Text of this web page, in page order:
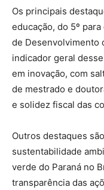
Os principais
educação, do 5º
de Desenvolvimento
indicador geral
em inovação, com
de mestrado e
e solidez fiscal das
Outros destaques
sustentabilidade
verde do Paraná no
transparência das